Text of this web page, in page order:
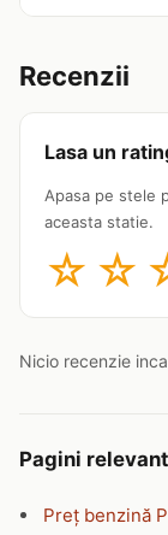
Recenzii
Lasa un
Apasa pe stele
aceasta statie.
☆ ☆
Nicio recenzie
Pagini
Preț benzină